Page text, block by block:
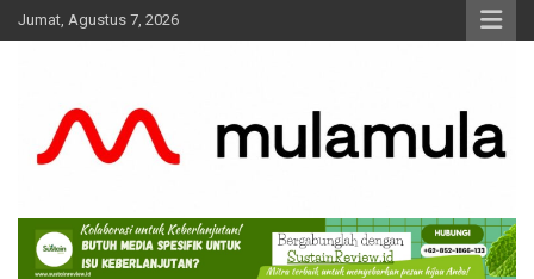
Skip
to
Jumat, Agustus 7, 2026
MulaMula
Medianya para Gen Z